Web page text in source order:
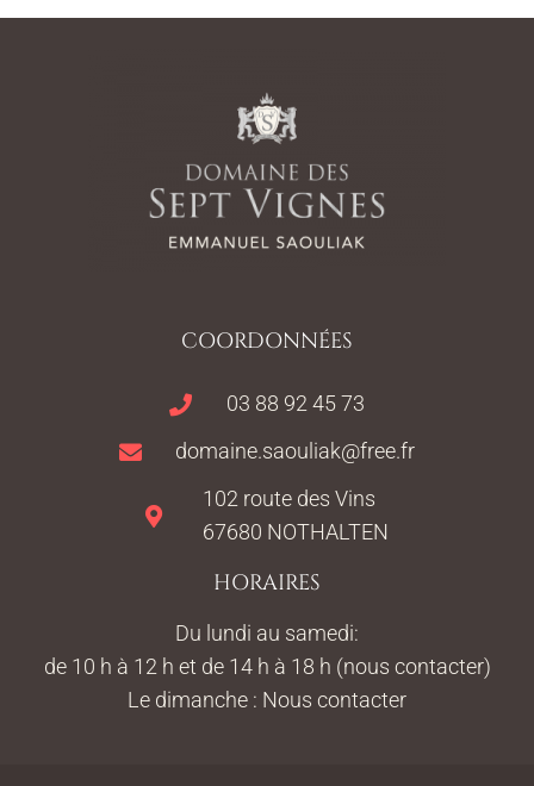
COORDONNÉES
03 88 92 45 73
domaine.saouliak@free.fr
102 route des Vins
67680 NOTHALTEN
HORAIRES
Du lundi au samedi:
de 10 h à 12 h et de 14 h à 18 h (nous contacter)
Le dimanche : Nous contacter